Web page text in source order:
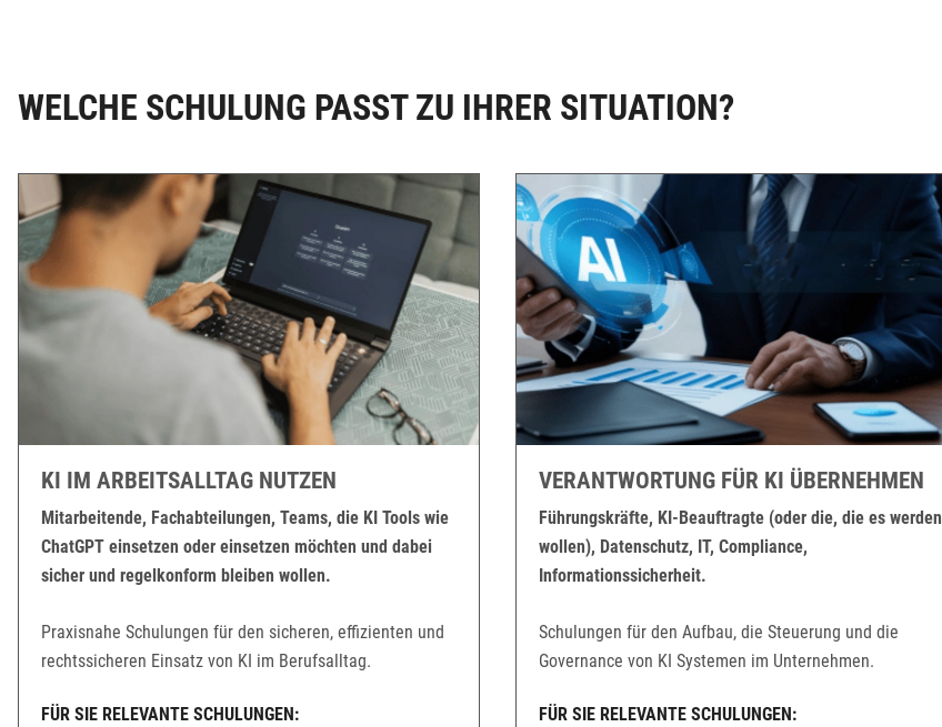
WELCHE SCHULUNG PASST ZU IHRER SITUATION?
KI IM ARBEITSALLTAG NUTZEN
Mitarbeitende, Fachabteilungen, Teams, die KI Tools wie
ChatGPT einsetzen oder einsetzen möchten und dabei
sicher und regelkonform bleiben wollen.
Praxisnahe Schulungen für den sicheren, effizienten und
rechtssicheren Einsatz von KI im Berufsalltag.
FÜR SIE RELEVANTE SCHULUNGEN:
VERANTWORTUNG FÜR KI ÜBERNEHMEN
Führungskräfte, KI-Beauftragte (oder die, die es werden
wollen), Datenschutz, IT, Compliance,
Informationssicherheit.
Schulungen für den Aufbau, die Steuerung und die
Governance von KI Systemen im Unternehmen.
FÜR SIE RELEVANTE SCHULUNGEN: